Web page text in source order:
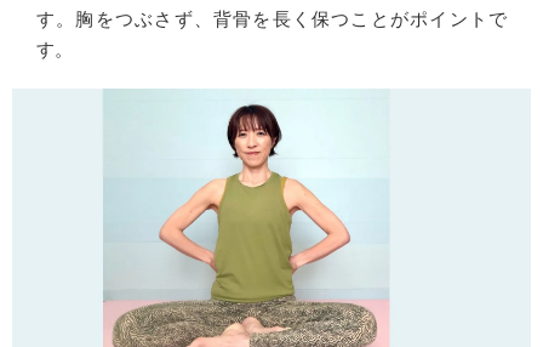
す。胸をつぶさず、背骨を長く保つことがポイントで
す。